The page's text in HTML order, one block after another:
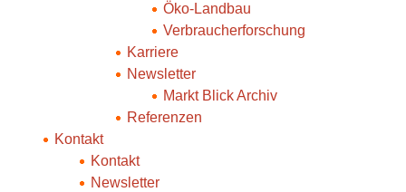
Öko-Landbau
Verbraucherforschung
Karriere
Newsletter
Markt Blick Archiv
Referenzen
Kontakt
Kontakt
Newsletter